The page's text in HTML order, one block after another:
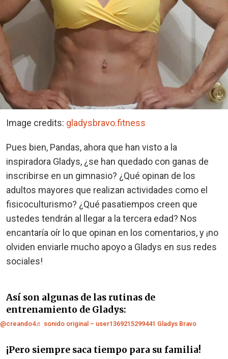
Image credits: gladysbravo.fitness
Pues bien, Pandas, ahora que han visto a la
inspiradora Gladys, ¿se han quedado con ganas de
inscribirse en un gimnasio? ¿Qué opinan de los
adultos mayores que realizan actividades como el
fisicoculturismo? ¿Qué pasatiempos creen que
ustedes tendrán al llegar a la tercera edad? Nos
encantaría oír lo que opinan en los comentarios, y ¡no
olviden enviarle mucho apoyo a Gladys en sus redes
sociales!
Así son algunas de las rutinas de
entrenamiento de Gladys:
@creando4♬ sonido original – user1369215299441 Gladys Bravo
¡Pero siempre saca tiempo para su familia!